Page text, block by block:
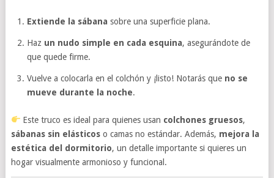
Extiende la sábana sobre una superficie plana.
Haz un nudo simple en cada esquina, asegurándote de
que quede firme.
Vuelve a colocarla en el colchón y ¡listo! Notarás que no se
mueve durante la noche.
Este truco es ideal para quienes usan colchones gruesos,
sábanas sin elásticoso camas no estándar. Además, mejora la
estética del dormitorio, un detalle importante si quieres un
hogar visualmente armonioso y funcional.